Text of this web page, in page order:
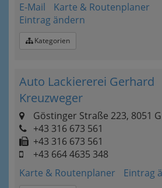
E-Mail
Karte & Routenplaner
Eintrag ändern
Kategorien
Auto Lackiererei Gerhard
Kreuzweger
Göstinger Straße 223, 8051
+43 316 673 561
+43 316 673 561
+43 664 4635 348
Karte & Routenplaner
Eintrag